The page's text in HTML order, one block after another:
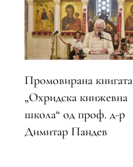
Промовирана книгата
„Охридска книжевна
школа“ од проф. д-р
Димитар Пандев